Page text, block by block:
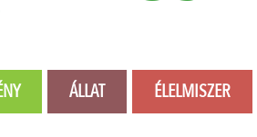
ÁLLAT ÉLELMISZER